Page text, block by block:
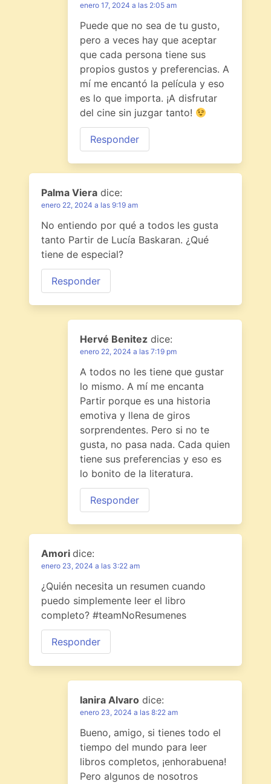
enero 17, 2024 a las 2:05 am
Puede que no sea de tu gusto,
pero a veces hay que aceptar
que cada persona tiene sus
propios gustos y preferencias. A
mí me encantó la película y eso
es lo que importa. ¡A disfrutar
del cine sin juzgar tanto!
Responder
Palma Viera dice:
enero 22, 2024 a las 9:19 am
No entiendo por qué a todos les gusta
tanto Partir de Lucía Baskaran. ¿Qué
tiene de especial?
Responder
Hervé Benitez dice:
enero 22, 2024 a las 7:19 pm
A todos no les tiene que gustar
lo mismo. A mí me encanta
Partir porque es una historia
emotiva y llena de giros
sorprendentes. Pero si no te
gusta, no pasa nada. Cada quien
tiene sus preferencias y eso es
lo bonito de la literatura.
Responder
Amori dice:
enero 23, 2024 a las 3:22 am
¿Quién necesita un resumen cuando
puedo simplemente leer el libro
completo? #teamNoResumenes
Responder
Ianira Alvaro dice:
enero 23, 2024 a las 8:22 am
Bueno, amigo, si tienes todo el
tiempo del mundo para leer
libros completos, ¡enhorabuena!
Pero algunos de nosotros